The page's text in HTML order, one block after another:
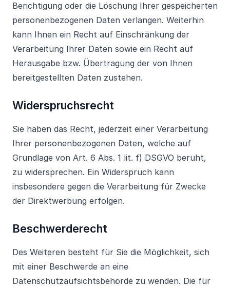
Berichtigung oder die Löschung Ihrer gespeicherten
personenbezogenen Daten verlangen. Weiterhin
kann Ihnen ein Recht auf Einschränkung der
Verarbeitung Ihrer Daten sowie ein Recht auf
Herausgabe bzw. Übertragung der von Ihnen
bereitgestellten Daten zustehen.
Widerspruchsrecht
Sie haben das Recht, jederzeit einer Verarbeitung
Ihrer personenbezogenen Daten, welche auf
Grundlage von Art. 6 Abs. 1 lit. f) DSGVO beruht,
zu widersprechen. Ein Widerspruch kann
insbesondere gegen die Verarbeitung für Zwecke
der Direktwerbung erfolgen.
Beschwerderecht
Des Weiteren besteht für Sie die Möglichkeit, sich
mit einer Beschwerde an eine
Datenschutzaufsichtsbehörde zu wenden. Die für